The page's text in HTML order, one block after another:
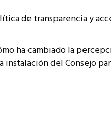
de transparencia y
ha cambiado la
del Consejo